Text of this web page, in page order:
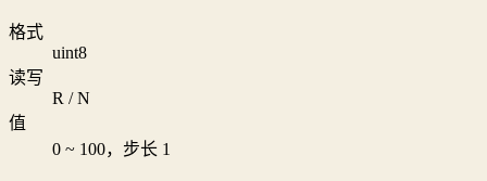
格式
uint8
读写
R / N
值
0 ~ 100，步长 1